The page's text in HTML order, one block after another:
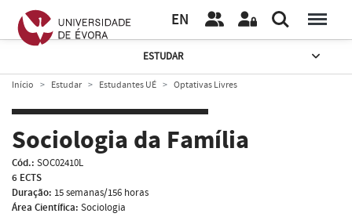
EN
ESTUDAR
Início Estudar Estudantes UÉ Optativas Livres
Sociologia da Família
Cód.: SOC02410L
6 ECTS
Duração: 15 semanas/156 horas
Área Científica: Sociologia